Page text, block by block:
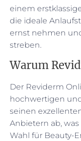
einem
die ideale
ernst nehmen
streben.
Warum
Der Reviderm
hochwertigen
seinen
Anbietern ab,
Wahl für Beauty-